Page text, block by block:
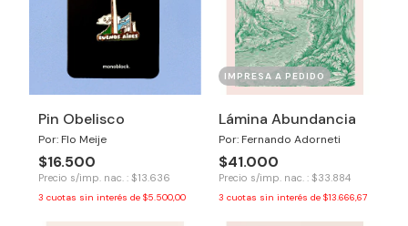
Pin Obelisco
Por: Flo Meije
$16.500
Precio s/imp. nac. : $13.636
3 cuotas sin interés de $5.500,00
IMPRESA A PEDIDO
Lámina Abundancia
Por: Fernando Adorneti
$41.000
Precio s/imp. nac. : $33.884
3 cuotas sin interés de $13.666,67